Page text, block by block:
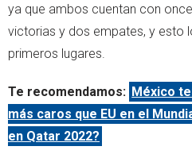
ya que ambos cuentan con
victorias y dos empates, y esto
primeros lugares.
Te recomendamos: México
más caros que EU en el
en Qatar 2022?